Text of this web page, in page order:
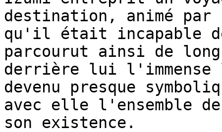
destination, animé par
qu'il était incapable
parcourut ainsi de
derrière lui l'immense
devenu presque
avec elle l'ensemble
son existence.